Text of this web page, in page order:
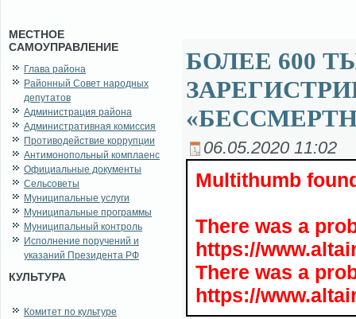
МЕСТНОЕ
САМОУПРАВЛЕНИЕ
Глава района
Районный Совет народных
депутатов
Администрация района
Административная комиссия
Противодействие коррупции
Антимонопольный комплаенс
Официальные документы
Сельсоветы
Муниципальные услуги
Муниципальные программы
Муниципальный контроль
Исполнение поручений и
указаний Президента РФ
КУЛЬТУРА
Комитет по культуре
БОЛЕЕ 600
06.05.2020 11:02
Multithumb
There was a
https://
There was a
https://